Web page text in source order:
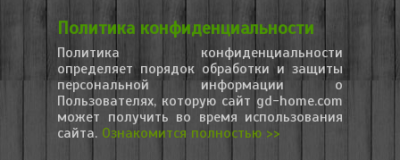
Политика конфиденциальности
Политика конфиденциальности
определяет порядок обработки и защиты
персональной информации о
Пользователях, которую сайт gd-home.com
может получить во время использования
сайта. Ознакомится полностью >>